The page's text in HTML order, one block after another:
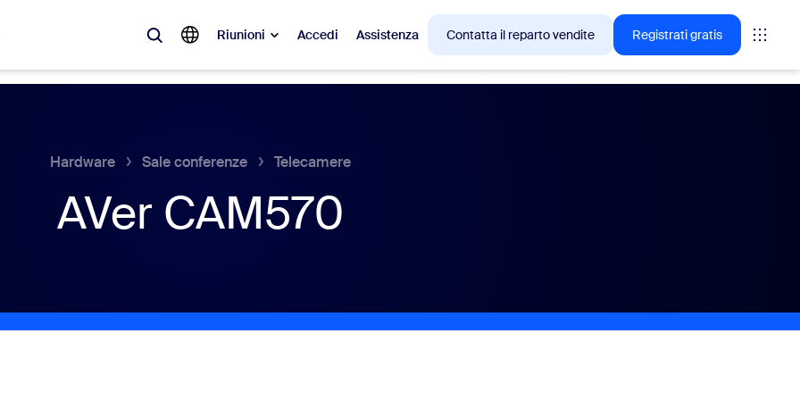
Riunioni Accedi Assistenza Contatta il reparto vendite Registrati gratis
Hardware Sale conferenze Telecamere
AVer CAM570